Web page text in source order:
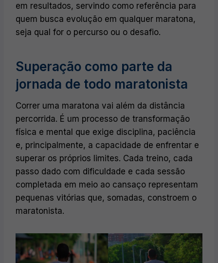
em resultados, servindo como referência para
quem busca evolução em qualquer maratona,
seja qual for o percurso ou o desafio.
Superação como parte da
jornada de todo maratonista
Correr uma maratona vai além da distância
percorrida. É um processo de transformação
física e mental que exige disciplina, paciência
e, principalmente, a capacidade de enfrentar e
superar os próprios limites. Cada treino, cada
passo dado com dificuldade e cada sessão
completada em meio ao cansaço representam
pequenas vitórias que, somadas, constroem o
maratonista.